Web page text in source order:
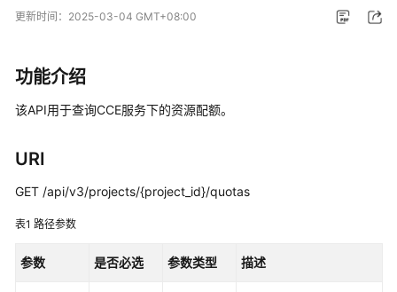
最
态
服
公
产
品
介
绍
更新时间： 2025-03-04 GMT+08:00
功能介绍
该API用于查询CCE服务下的资源配额。
URI
GET /api/v3/projects/{project_id}/quotas
表1 路径参数
参数 是否必选 参数类型 描述